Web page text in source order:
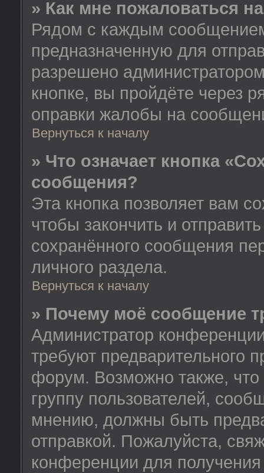
» Как мне пожаловаться
Рядом с каждым
предназначенную для
разрешено
кнопке, вы пройдёте через
оправки жалобы на
Вернуться к началу
» Что означает кнопка
сообщения?
Эта кнопка позволяет вам
чтобы закончить и
сохранённого сообщения
личного раздела.
Вернуться к началу
» Почему моё сообщение
Администратор
требуют предварительного
форум. Возможно также, что
группу пользователей,
мнению, должны быть
отправкой. Пожалуйста,
конференции для